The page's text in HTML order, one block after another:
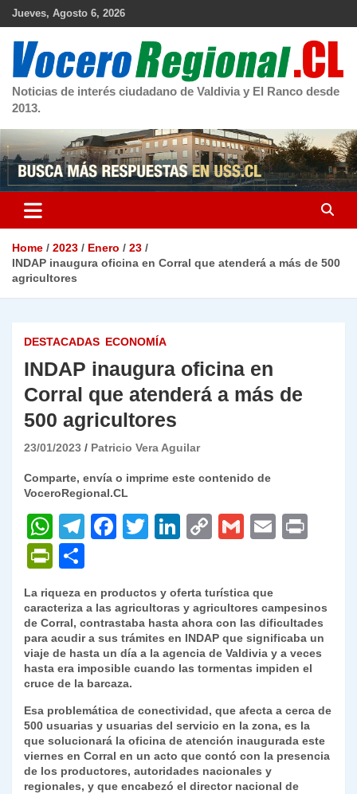
Skip
Jueves, Agosto 6, 2026
Noticias de interés ciudadano de Valdivia y El Ranco desde
2013.
Home 2023 Enero
23
INDAP inaugura oficina en Corral que atenderá a más de 500
agricultores
DESTACADAS ECONOMÍA
INDAP inaugura oficina en
Corral que atenderá a más de
500 agricultores
23/01/2023 Patricio Vera Aguilar
Comparte, envía o imprime este contenido de
VoceroRegional.CL
W
h
at
s
A
p
p
T
gr
a
m
F
e
b
o
o
k
T
er
Li
e
dI
n
C
y
Li
n
k
G
l
E
l
P
nt
Fr
ie
n
dl
y
m
p
ar
tir
La riqueza en productos y oferta turística que
caracteriza a las agricultoras y agricultores campesinos
de Corral, contrastaba hasta ahora con las dificultades
para acudir a sus trámites en INDAP que significaba un
viaje de hasta un día a la agencia de Valdivia y a veces
hasta era imposible cuando las tormentas impiden el
cruce de la barcaza.
Esa problemática de conectividad, que afecta a cerca de
500 usuarias y usuarias del servicio en la zona, es la
que solucionará la oficina de atención inaugurada este
viernes en Corral en un acto que contó con la presencia
de los productores, autoridades nacionales y
regionales, y que encabezó el director nacional de